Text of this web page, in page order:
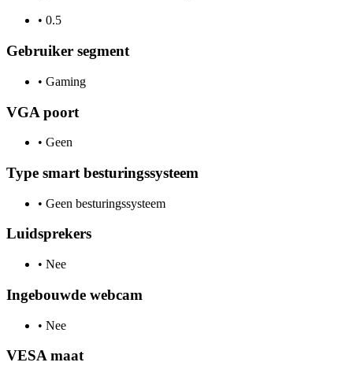
• 0.5
Gebruiker segment
• Gaming
VGA poort
• Geen
Type smart besturingssysteem
• Geen besturingssysteem
Luidsprekers
• Nee
Ingebouwde webcam
• Nee
VESA maat